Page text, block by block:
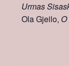
Urmas
Ola Gjeilo,